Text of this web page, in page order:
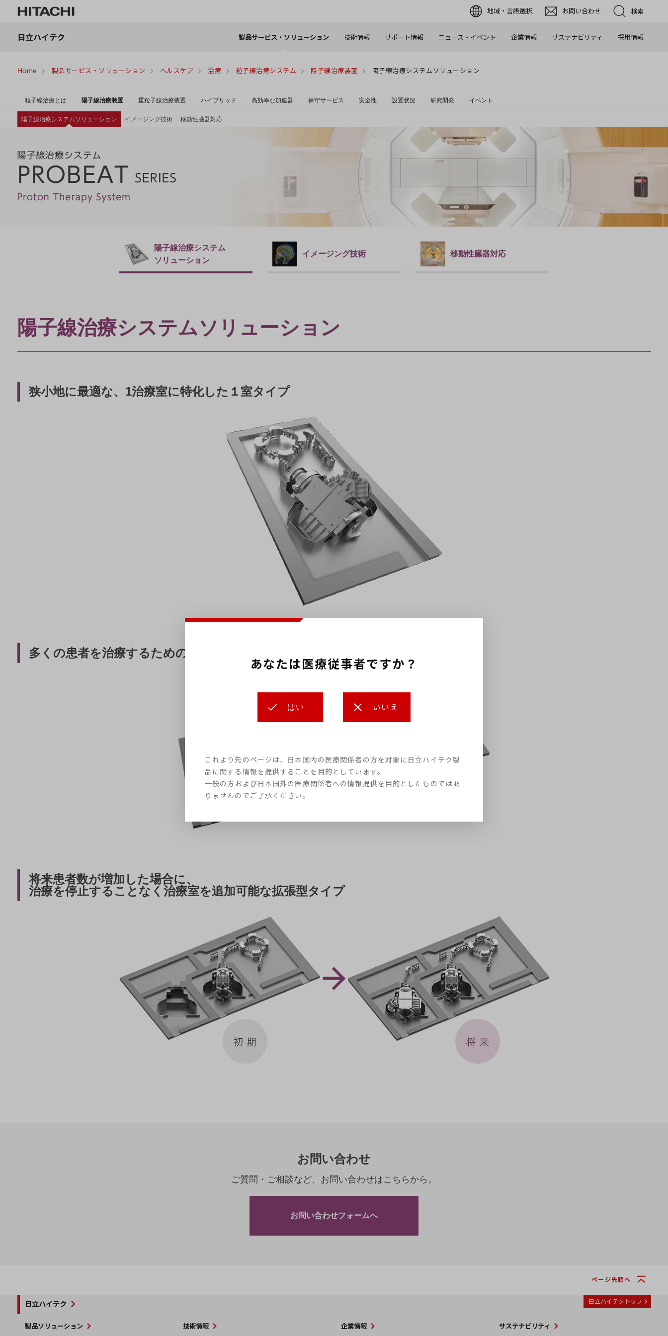
地域・言語選択 お問い合わせ 検索
日立ハイテク 製品サービス・ソリューション 技術情報 サポート情報 ニュース・イベント 企業情報 サステナビリティ 採用情報
Home 製品サービス・ソリューション ヘルスケア 治療 粒子線治療システム 陽子線治療装置 陽子線治療システムソリューション
粒子線治療とは 陽子線治療装置 重粒子線治療装置 ハイブリッド 高効率な加速器 保守サービス 安全性 設置状況 研究開発 イベント
陽子線治療システムソリューション イメージング技術 移動性臓器対応
陽子線治療システム
ソリューション
イメージング技術 移動性臓器対応
陽子線治療システムソリューション
狭小地に最適な、 1治療室に特化した１室タイプ
多くの患者を治療するための
将来患者数が増加した場合に、
治療を停止することなく治療室を追加可能な拡張型タイプ
お問い合わせ
ご質問・ご相談など、お問い合わせはこちらから。
お問い合わせフォームへ
ページ先頭へ
日立ハイテク 日立ハイテクトップ
製品ソリューション
技術情報
企業情報
サステナビリティ
あなたは医療従事者ですか？
はい いいえ
これより先のページは、日本国内の医療関係者の方を対象に日立ハイテク製
品に関する情報を提供することを目的としています。
一般の方および日本国外の医療関係者への情報提供を目的としたものではあ
りませんのでご了承ください。